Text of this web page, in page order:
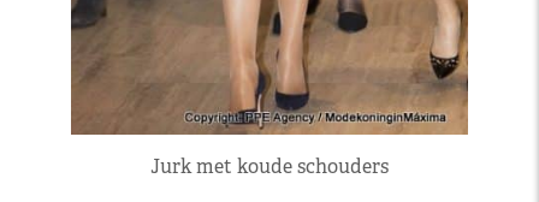
Jurk met koude schouders